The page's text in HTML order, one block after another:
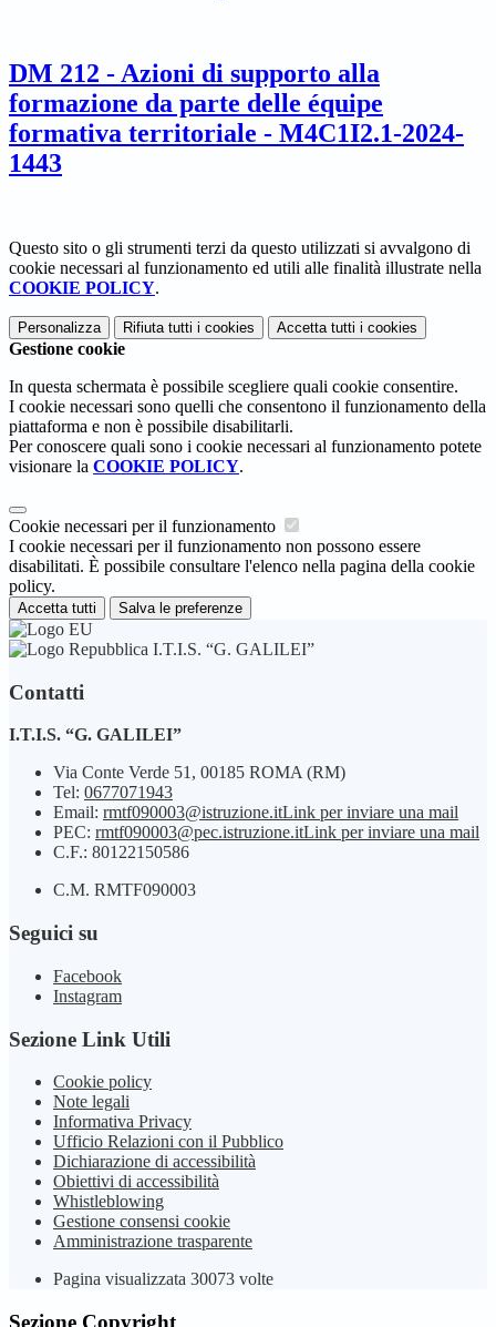
DM 212 - Azioni di supporto alla
formazione da parte delle équipe
formativa territoriale - M4C1I2.1-2024-
1443
Questo sito o gli strumenti terzi da questo utilizzati si avvalgono di
cookie necessari al funzionamento ed utili alle finalità illustrate nella
COOKIE POLICY.
Personalizza Rifiuta tutti i cookies Accetta tutti i cookies
Gestione cookie
In questa schermata è possibile scegliere quali cookie consentire.
I cookie necessari sono quelli che consentono il funzionamento della
piattaforma e non è possibile disabilitarli.
Per conoscere quali sono i cookie necessari al funzionamento potete
visionare la COOKIE POLICY.
Cookie necessari per il funzionamento
I cookie necessari per il funzionamento non possono essere
disabilitati. È possibile consultare l'elenco nella pagina della cookie
policy.
Accetta tutti Salva le preferenze
I.T.I.S. “G. GALILEI”
Contatti
I.T.I.S. “G. GALILEI”
Via Conte Verde 51, 00185 ROMA (RM)
Tel: 0677071943
Email: rmtf090003@istruzione.itLink per inviare una mail
PEC: rmtf090003@pec.istruzione.itLink per inviare una mail
C.F.: 80122150586
C.M. RMTF090003
Seguici su
Facebook
Instagram
Sezione Link Utili
Cookie policy
Note legali
Informativa Privacy
Ufficio Relazioni con il Pubblico
Dichiarazione di accessibilità
Obiettivi di accessibilità
Whistleblowing
Gestione consensi cookie
Amministrazione trasparente
Pagina visualizzata 30073 volte
Sezione Copyright